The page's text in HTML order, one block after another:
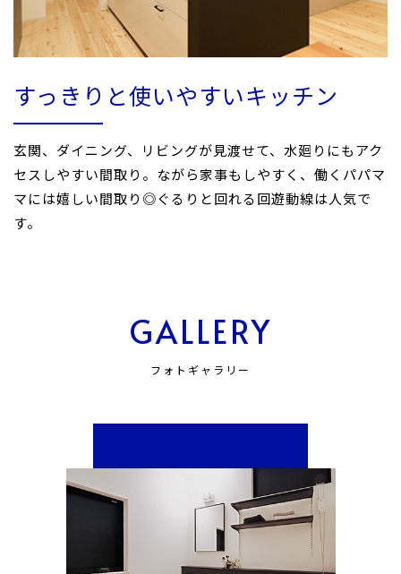
すっきりと使いやすいキッチン
玄関、ダイニング、リビングが見渡せて、水廻りにもアク
セスしやすい間取り。ながら家事もしやすく、働くパパマ
マには嬉しい間取り◎ぐるりと回れる回遊動線は人気で
す。
GALLERY
フォトギャラリー